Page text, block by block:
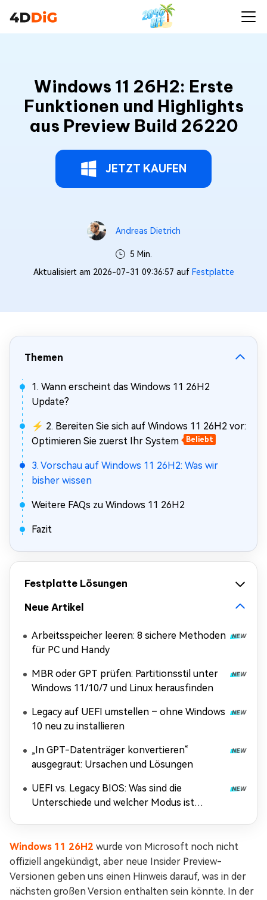
Windows 11 26H2: Erste
Funktionen und Highlights
aus Preview Build 26220
JETZT KAUFEN
Andreas Dietrich
5 Min.
Aktualisiert am 2026-07-31 09:36:57 auf Festplatte
Themen
1. Wann erscheint das Windows 11 26H2
Update?
⚡ 2. Bereiten Sie sich auf Windows 11 26H2 vor:
Optimieren Sie zuerst Ihr System
Beliebt
3. Vorschau auf Windows 11 26H2: Was wir
bisher wissen
Weitere FAQs zu Windows 11 26H2
Fazit
Festplatte Lösungen
Neue Artikel
Arbeitsspeicher leeren: 8 sichere Methoden
für PC und Handy
MBR oder GPT prüfen: Partitionsstil unter
Windows 11/10/7 und Linux herausfinden
Legacy auf UEFI umstellen – ohne Windows
10 neu zu installieren
„In GPT-Datenträger konvertieren“
ausgegraut: Ursachen und Lösungen
UEFI vs. Legacy BIOS: Was sind die
Unterschiede und welcher Modus ist
Windows 11 26H2 wurde von Microsoft noch nicht
offiziell angekündigt, aber neue Insider Preview-
Versionen geben uns einen Hinweis darauf, was in der
nächsten großen Version enthalten sein könnte. In der